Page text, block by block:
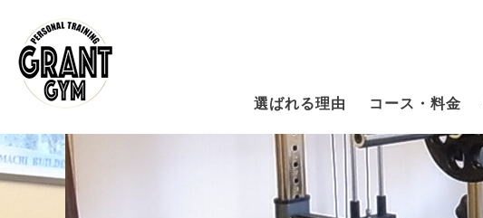
選ばれる理由 コース・料金